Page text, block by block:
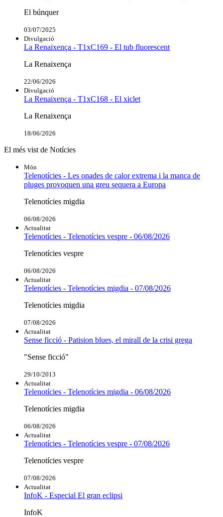
El búnquer
03/07/2025
Divulgació
La Renaixença - T1xC169 - El tub fluorescent
La Renaixença
22/06/2026
Divulgació
La Renaixença - T1xC168 - El xiclet
La Renaixença
18/06/2026
El més vist de Notícies
Món
Telenotícies - Les onades de calor extrema i la manca de
pluges provoquen una greu sequera a Europa
Telenotícies migdia
06/08/2026
Actualitat
Telenotícies - Telenotícies vespre - 06/08/2026
Telenotícies vespre
06/08/2026
Actualitat
Telenotícies - Telenotícies migdia - 07/08/2026
Telenotícies migdia
07/08/2026
Actualitat
Sense ficció - Patision blues, el mirall de la crisi grega
"Sense ficció"
29/10/2013
Actualitat
Telenotícies - Telenotícies migdia - 06/08/2026
Telenotícies migdia
06/08/2026
Actualitat
Telenotícies - Telenotícies vespre - 07/08/2026
Telenotícies vespre
07/08/2026
Actualitat
InfoK - Especial El gran eclipsi
InfoK